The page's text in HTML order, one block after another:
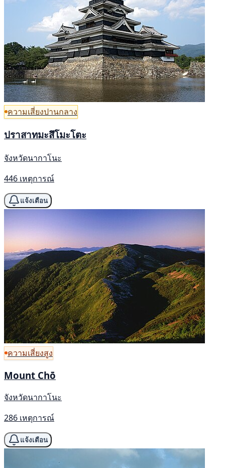
ความเสี่ยงปานกลาง
ปราสาทมะสึโมะโตะ
จังหวัดนากาโนะ
446 เหตุการณ์
แจ้งเตือน
ความเสี่ยงสูง
Mount Chō
จังหวัดนากาโนะ
286 เหตุการณ์
แจ้งเตือน